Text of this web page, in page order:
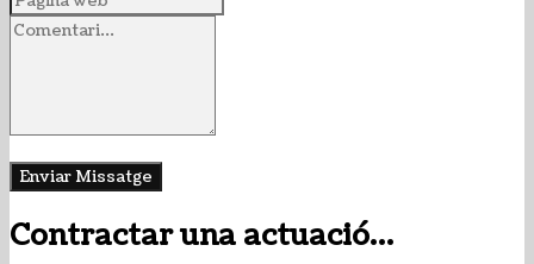
Contractar una actuació…